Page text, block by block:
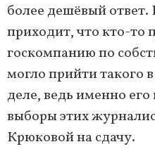
более дешёвый ответ.
приходит, что кто-то
госкомпанию по
могло прийти такого
деле, ведь именно
выборы этих
Крюковой на сдачу.